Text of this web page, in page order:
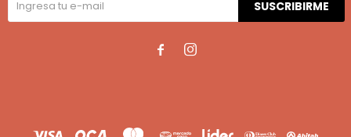
SUSCRIBIRME
 